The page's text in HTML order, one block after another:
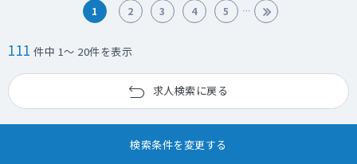
り、紹介を受けられない件数が月に5～10件
程度あります。
応）
1 2 3 4 5
111 件中 1～ 20件を表示
求人検索に戻る
検索条件を変更する